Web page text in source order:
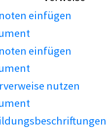
einfügen
einfügen
nutzen